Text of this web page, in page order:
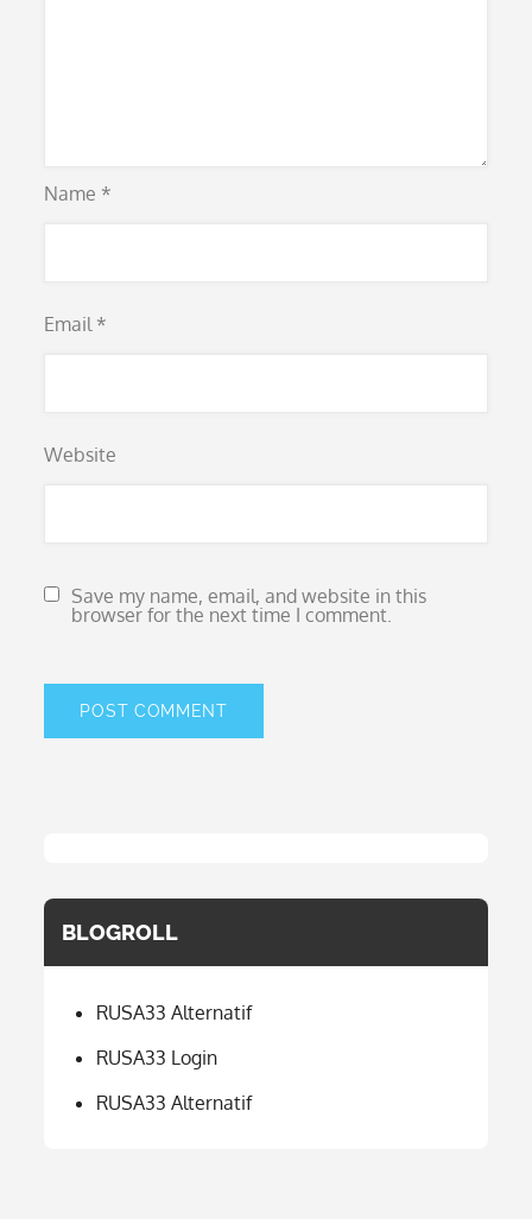
Name *
Email *
Website
Save my name, email, and website in this
browser for the next time I comment.
BLOGROLL
RUSA33 Alternatif
RUSA33 Login
RUSA33 Alternatif